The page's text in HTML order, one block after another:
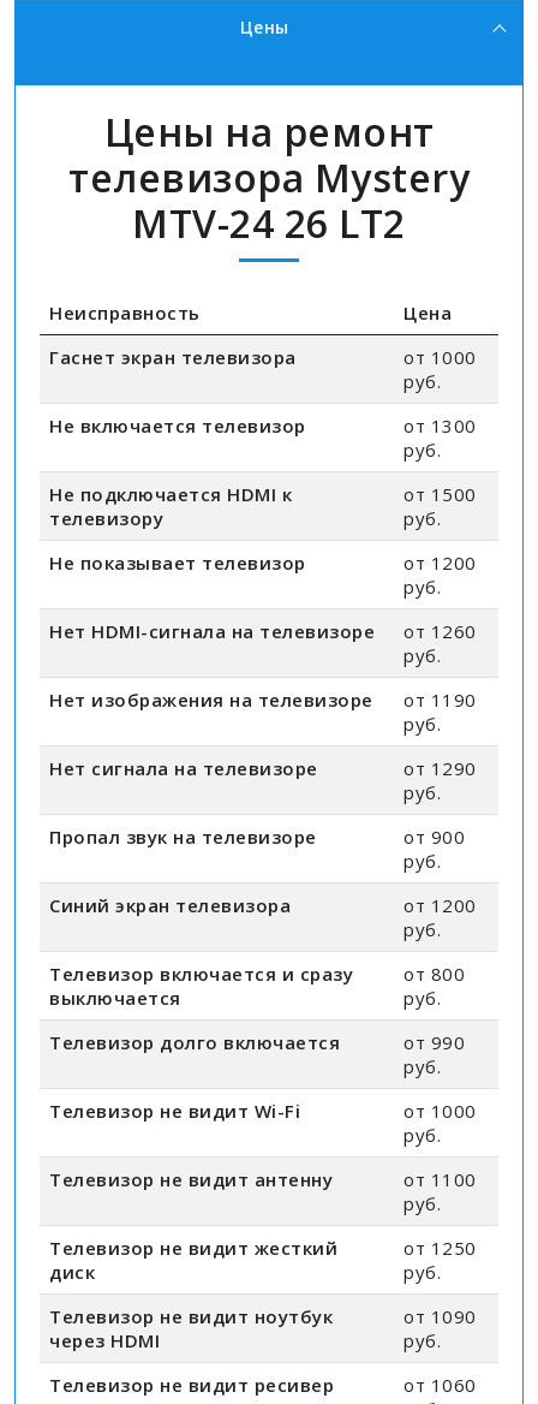
Цены
Цены на ремонт
телевизора Mystery
MTV-24 26 LT2
Неисправность
Цена
Гаснет экран телевизора
от 1000
руб.
Не включается телевизор
от 1300
руб.
Не подключается HDMI к
телевизору
от 1500
руб.
Не показывает телевизор
от 1200
руб.
Нет HDMI-сигнала на телевизоре
от 1260
руб.
Нет изображения на телевизоре
от 1190
руб.
Нет сигнала на телевизоре
от 1290
руб.
Пропал звук на телевизоре
от 900
руб.
Синий экран телевизора
от 1200
руб.
Телевизор включается и сразу
выключается
от 800
руб.
Телевизор долго включается
от 990
руб.
Телевизор не видит Wi-Fi
от 1000
руб.
Телевизор не видит антенну
от 1100
руб.
Телевизор не видит жесткий
диск
от 1250
руб.
Телевизор не видит ноутбук
через HDMI
от 1090
руб.
Телевизор не видит ресивер
от 1060